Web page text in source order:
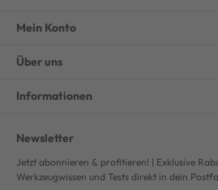
Mein Konto
Über uns
Informationen
Newsletter
Jetzt abonnieren & profitieren! | Exklusive
Werkzeugwissen und Tests direkt in dein